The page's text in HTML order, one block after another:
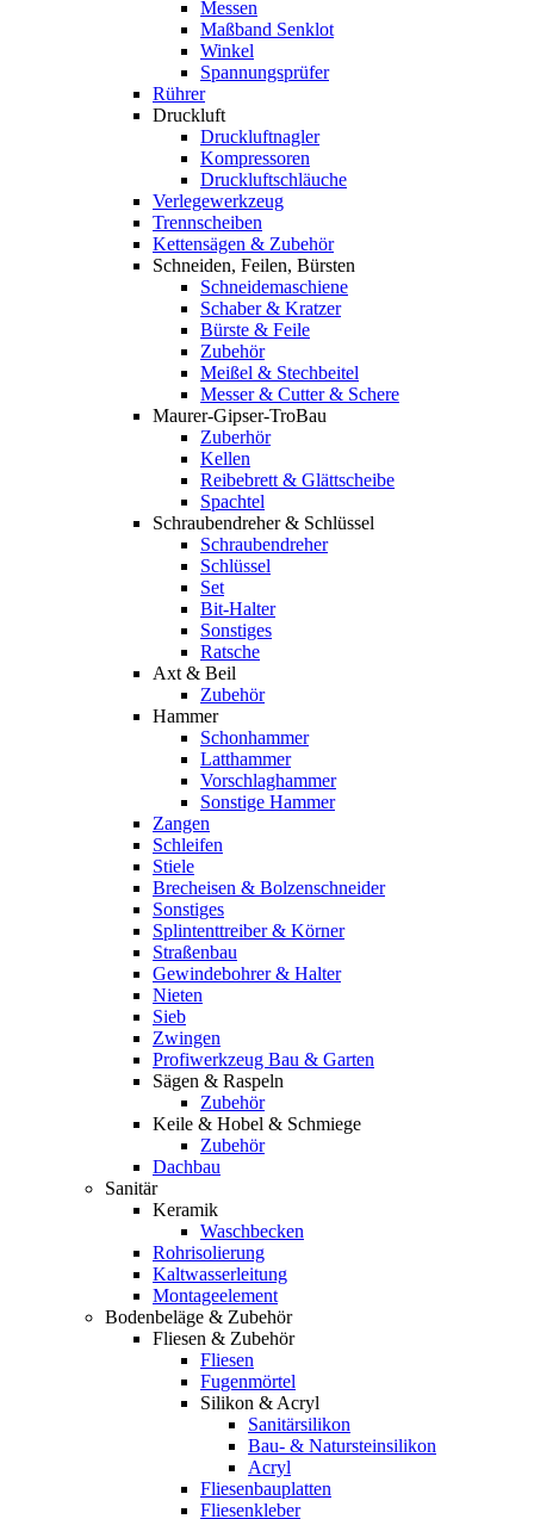
Messen
Maßband Senklot
Winkel
Spannungsprüfer
Rührer
Druckluft
Druckluftnagler
Kompressoren
Druckluftschläuche
Verlegewerkzeug
Trennscheiben
Kettensägen & Zubehör
Schneiden, Feilen, Bürsten
Schneidemaschiene
Schaber & Kratzer
Bürste & Feile
Zubehör
Meißel & Stechbeitel
Messer & Cutter & Schere
Maurer-Gipser-TroBau
Zuberhör
Kellen
Reibebrett & Glättscheibe
Spachtel
Schraubendreher & Schlüssel
Schraubendreher
Schlüssel
Set
Bit-Halter
Sonstiges
Ratsche
Axt & Beil
Zubehör
Hammer
Schonhammer
Latthammer
Vorschlaghammer
Sonstige Hammer
Zangen
Schleifen
Stiele
Brecheisen & Bolzenschneider
Sonstiges
Splintenttreiber & Körner
Straßenbau
Gewindebohrer & Halter
Nieten
Sieb
Zwingen
Profiwerkzeug Bau & Garten
Sägen & Raspeln
Zubehör
Keile & Hobel & Schmiege
Zubehör
Dachbau
Sanitär
Keramik
Waschbecken
Rohrisolierung
Kaltwasserleitung
Montageelement
Bodenbeläge & Zubehör
Fliesen & Zubehör
Fliesen
Fugenmörtel
Silikon & Acryl
Sanitärsilikon
Bau- & Natursteinsilikon
Acryl
Fliesenbauplatten
Fliesenkleber